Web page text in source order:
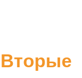
Вторые